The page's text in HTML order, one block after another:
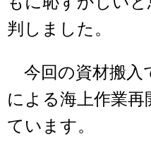
判しました。
今回の資材搬入
による海上作業再
ています。